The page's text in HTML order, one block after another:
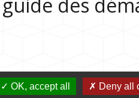
OK, accept all Deny all